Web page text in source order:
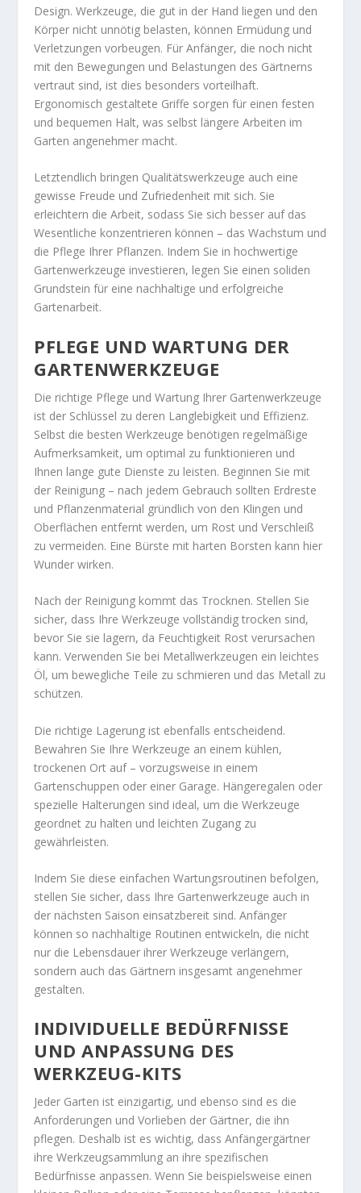
Design. Werkzeuge, die gut in der Hand liegen und den
Körper nicht unnötig belasten, können Ermüdung und
Verletzungen vorbeugen. Für Anfänger, die noch nicht
mit den Bewegungen und Belastungen des Gärtnerns
vertraut sind, ist dies besonders vorteilhaft.
Ergonomisch gestaltete Griffe sorgen für einen festen
und bequemen Halt, was selbst längere Arbeiten im
Garten angenehmer macht.
Letztendlich bringen Qualitätswerkzeuge auch eine
gewisse Freude und Zufriedenheit mit sich. Sie
erleichtern die Arbeit, sodass Sie sich besser auf das
Wesentliche konzentrieren können – das Wachstum und
die Pflege Ihrer Pflanzen. Indem Sie in hochwertige
Gartenwerkzeuge investieren, legen Sie einen soliden
Grundstein für eine nachhaltige und erfolgreiche
Gartenarbeit.
PFLEGE UND WARTUNG DER
GARTENWERKZEUGE
Die richtige Pflege und Wartung Ihrer Gartenwerkzeuge
ist der Schlüssel zu deren Langlebigkeit und Effizienz.
Selbst die besten Werkzeuge benötigen regelmäßige
Aufmerksamkeit, um optimal zu funktionieren und
Ihnen lange gute Dienste zu leisten. Beginnen Sie mit
der Reinigung – nach jedem Gebrauch sollten Erdreste
und Pflanzenmaterial gründlich von den Klingen und
Oberflächen entfernt werden, um Rost und Verschleiß
zu vermeiden. Eine Bürste mit harten Borsten kann hier
Wunder wirken.
Nach der Reinigung kommt das Trocknen. Stellen Sie
sicher, dass Ihre Werkzeuge vollständig trocken sind,
bevor Sie sie lagern, da Feuchtigkeit Rost verursachen
kann. Verwenden Sie bei Metallwerkzeugen ein leichtes
Öl, um bewegliche Teile zu schmieren und das Metall zu
schützen.
Die richtige Lagerung ist ebenfalls entscheidend.
Bewahren Sie Ihre Werkzeuge an einem kühlen,
trockenen Ort auf – vorzugsweise in einem
Gartenschuppen oder einer Garage. Hängeregalen oder
spezielle Halterungen sind ideal, um die Werkzeuge
geordnet zu halten und leichten Zugang zu
gewährleisten.
Indem Sie diese einfachen Wartungsroutinen befolgen,
stellen Sie sicher, dass Ihre Gartenwerkzeuge auch in
der nächsten Saison einsatzbereit sind. Anfänger
können so nachhaltige Routinen entwickeln, die nicht
nur die Lebensdauer ihrer Werkzeuge verlängern,
sondern auch das Gärtnern insgesamt angenehmer
gestalten.
INDIVIDUELLE BEDÜRFNISSE
UND ANPASSUNG DES
WERKZEUG-KITS
Jeder Garten ist einzigartig, und ebenso sind es die
Anforderungen und Vorlieben der Gärtner, die ihn
pflegen. Deshalb ist es wichtig, dass Anfängergärtner
ihre Werkzeugsammlung an ihre spezifischen
Bedürfnisse anpassen. Wenn Sie beispielsweise einen